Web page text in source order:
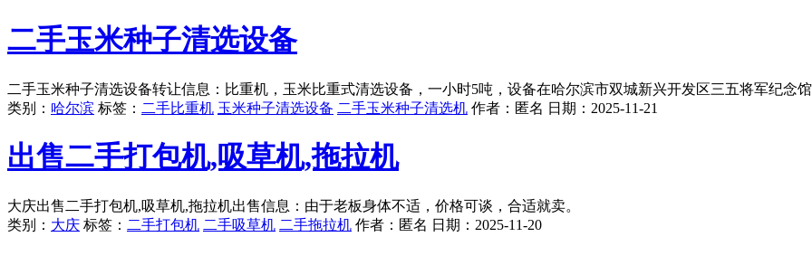
二手玉米种子清选设备
二手玉米种子清选设备转让信息：比重机，玉米比重式清选设备，一小时5吨，设备在哈尔滨市双城新兴开发区三五将军纪念馆
类别： 哈尔滨 标签： 二手比重机 玉米种子清选设备 二手玉米种子清选机 作者： 匿名 日期： 2025-11-21
出售二手打包机,吸草机,拖拉机
大庆出售二手打包机,吸草机,拖拉机出售信息：由于老板身体不适，价格可谈，合适就卖。
类别： 大庆 标签： 二手打包机 二手吸草机 二手拖拉机 作者： 匿名 日期： 2025-11-20